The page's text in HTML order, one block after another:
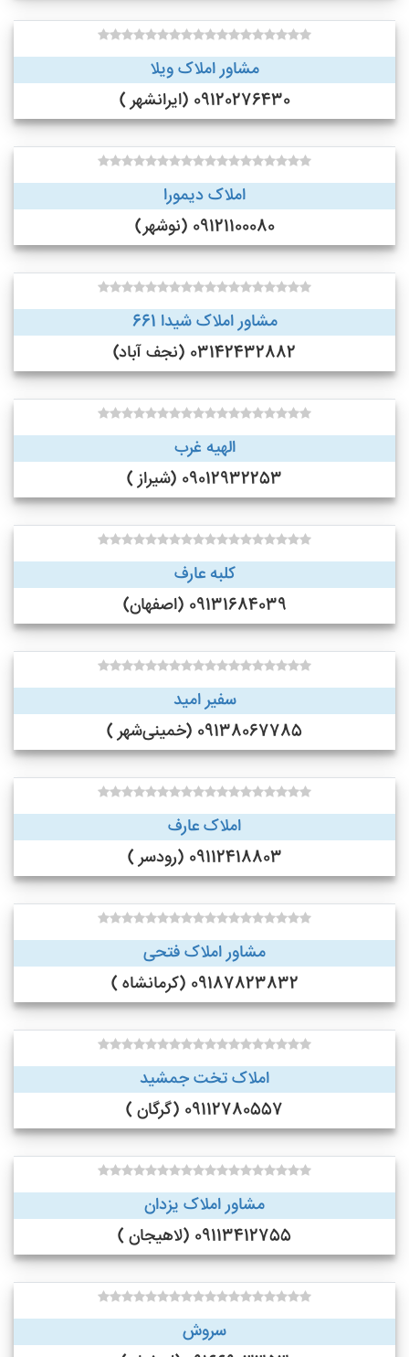
مشاور املاک ویلا
09120276430 (ایرانشهر )
املاک دیمورا
09121100080 (نوشهر)
مشاور املاک شیدا 661
03142432882 (نجف‌ آباد)
الهیه غرب
09012932253 (شیراز )
کلبه عارف
09131684039 (اصفهان)
سفیر امید
09138067785 (خمینی‌شهر )
املاک عارف
09112418803 (رودسر )
مشاور املاک فتحی
09187823832 (کرمانشاه )
املاک تخت جمشید
09112780557 (گرگان )
مشاور املاک یزدان
09113412755 (لاهیجان )
سروش